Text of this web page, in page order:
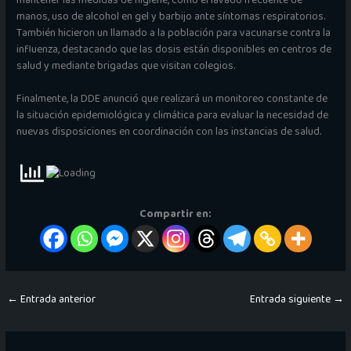
manos, uso de alcohol en gel y barbijo ante síntomas respiratorios.
También hicieron un llamado a la población para vacunarse contra la
influenza, destacando que las dosis están disponibles en centros de
salud y mediante brigadas que visitan colegios.
Finalmente, la DDE anunció que realizará un monitoreo constante de
la situación epidemiológica y climática para evaluar la necesidad de
nuevas disposiciones en coordinación con las instancias de salud.
Compartir en:
← Entrada anterior Entrada siguiente →